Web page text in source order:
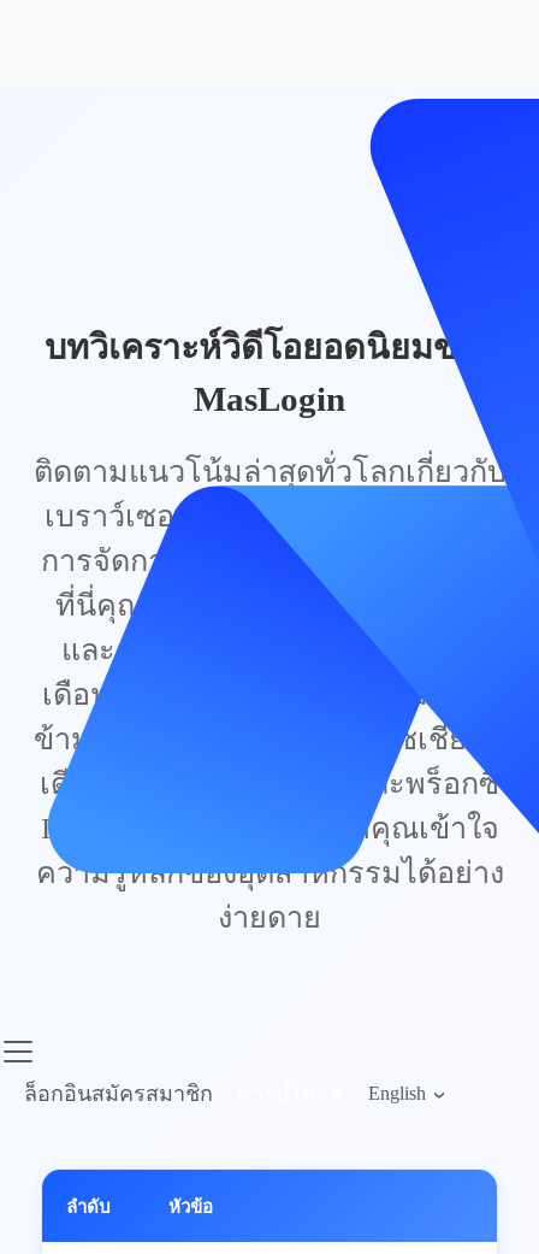
ล็อกอินสมัครสมาชิก English
บทวิเคราะห์วิดีโอยอดนิยมของ
MasLogin
ติดตามแนวโน้มล่าสุดทั่วโลกเกี่ยวกับ
เบราว์เซอร์ป้องกันการตรวจจับและ
การจัดการหลายบัญชีแบบเรียลไทม์
ที่นี่คุณสามารถดูวิดีโอเทคโนโลยี
และการดำเนินงานยอดนิยมตาม
เดือน เพื่อเรียนรู้เกี่ยวกับอีคอมเมิร์ซ
ข้ามพรมแดน การตลาดบนโซเชียลมี
เดีย ระบบอัตโนมัติ RPA และพร็อกซี
IP ได้อย่างรวดเร็ว ช่วยให้คุณเข้าใจ
ความรู้หลักของอุตสาหกรรมได้อย่าง
ง่ายดาย
ลำดับ หัวข้อ